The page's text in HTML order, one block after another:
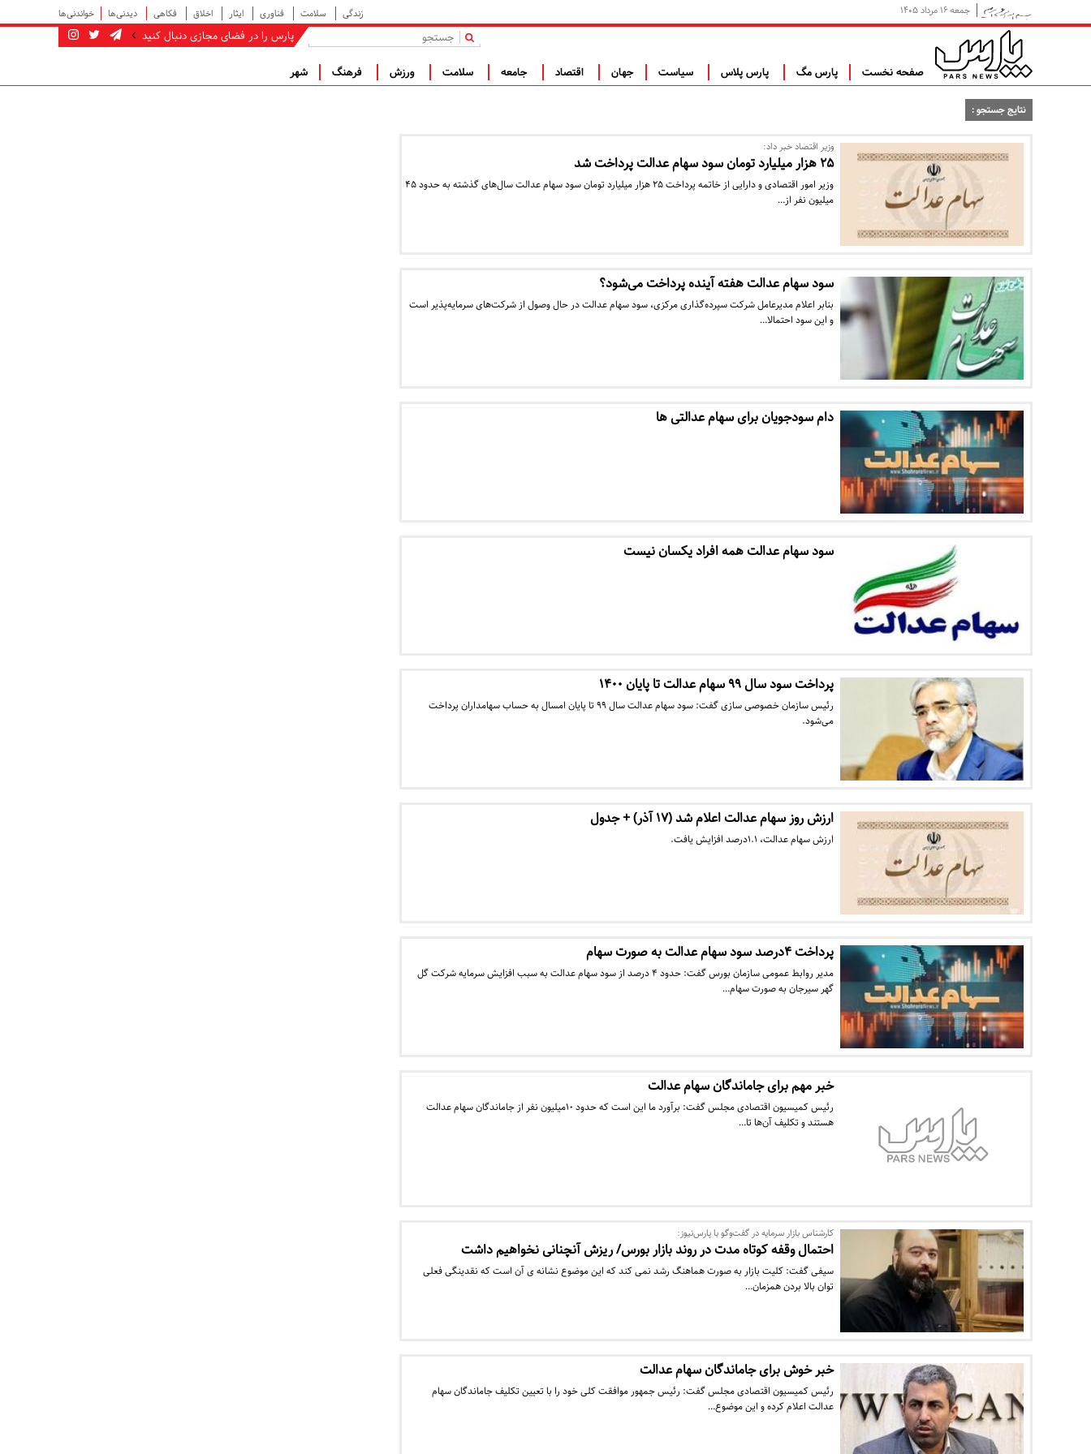
جمعه ۱۶ مرداد ۱۴۰۵ زندگی سلامت فناوری ایثار اخلاق فکاهی دیدنی‌ها خواندنی‌ها
پارس را در فضای مجازی دنبال کنید |
صفحه نخست پارس مگ پارس پلاس سیاست جهان اقتصاد جامعه سلامت ورزش فرهنگ شهر
نتایج جستجو :
وزیر اقتصاد خبر داد:
۲۵ هزار میلیارد تومان سود سهام عدالت پرداخت شد
وزیر امور اقتصادی و دارایی از خاتمه پرداخت ۲۵ هزار میلیارد تومان سود سهام عدالت سال‌های گذشته به حدود ۴۵
میلیون نفر از…
سود سهام عدالت هفته آینده پرداخت می‌شود؟
بنابر اعلام مدیرعامل شرکت سپرده‌گذاری مرکزی، سود سهام عدالت در حال وصول از شرکت‌های سرمایه‌پذیر است
و این سود احتمالا…
دام سودجویان برای سهام عدالتی ها
سود سهام عدالت همه افراد یکسان نیست
پرداخت سود سال ۹۹ سهام عدالت تا پایان ۱۴۰۰
رئیس سازمان خصوصی سازی گفت: سود سهام عدالت سال ۹۹ تا پایان امسال به حساب سهامداران پرداخت
می‌شود.
ارزش روز سهام عدالت اعلام شد (۱۷ آذر) + جدول
ارزش سهام عدالت، ۱.۱درصد افزایش یافت.
پرداخت ۴درصد سود سهام عدالت به صورت سهام
مدیر روابط عمومی سازمان بورس گفت: حدود ۴ درصد از سود سهام عدالت به سبب افزایش سرمایه شرکت گل
گهر سیرجان به صورت سهام…
خبر مهم برای جاماندگان سهام عدالت
رئیس کمیسیون اقتصادی مجلس گفت: برآورد ما این است که حدود ۱۰میلیون نفر از جاماندگان سهام عدالت
هستند و تکلیف آن‌ها تا…
کارشناس بازار سرمایه در گفت‌وگو با پارس‌نیوز:
احتمال وقفه کوتاه مدت در روند بازار بورس/ ریزش آنچنانی نخواهیم داشت
سیفی گفت: کلیت بازار به صورت هماهنگ رشد نمی کند که این موضوع نشانه ی آن است که نقدینگی فعلی
توان بالا بردن همزمان…
خبر خوش برای جاماندگان سهام عدالت
رئیس کمیسیون اقتصادی مجلس گفت: رئیس جمهور موافقت کلی خود را با تعیین تکلیف جاماندگان سهام
عدالت اعلام کرده و این موضوع…